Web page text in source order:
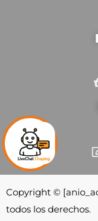
Copyright ©
todos los derechos.